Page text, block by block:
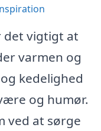
vigtigt at
varmen og
kedelighed
og humør.
ved at sørge